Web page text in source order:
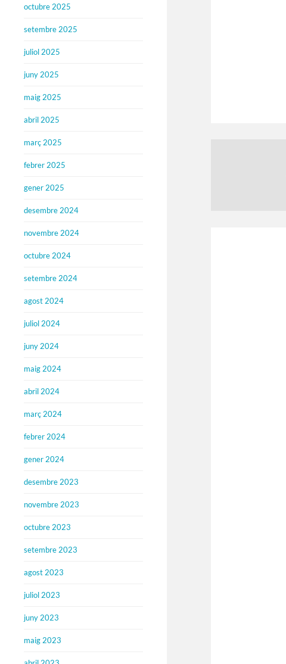
octubre 2025
setembre 2025
juliol 2025
juny 2025
maig 2025
abril 2025
març 2025
febrer 2025
gener 2025
desembre 2024
novembre 2024
octubre 2024
setembre 2024
agost 2024
juliol 2024
juny 2024
maig 2024
abril 2024
març 2024
febrer 2024
gener 2024
desembre 2023
novembre 2023
octubre 2023
setembre 2023
agost 2023
juliol 2023
juny 2023
maig 2023